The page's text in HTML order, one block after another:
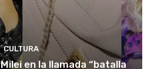
CULTURA
en la llamada “batalla